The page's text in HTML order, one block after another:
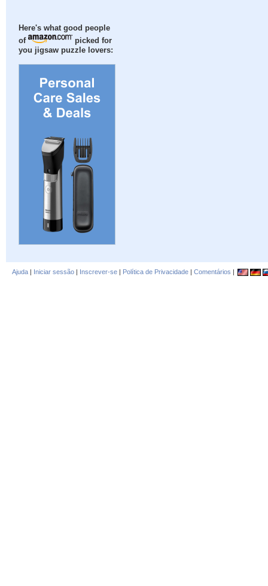
Here's what good people
of
picked for
you jigsaw puzzle lovers:
Ajuda | Iniciar sessão | Inscrever-se | Política de Privacidade | Comentários |